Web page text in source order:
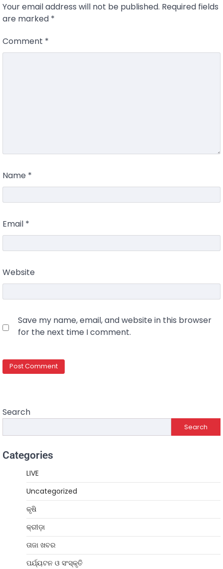
Your email address will not be published. Required fields
are marked *
Comment *
Name *
Email *
Website
Save my name, email, and website in this browser
for the next time I comment.
Search
Search
Categories
LIVE
Uncategorized
କୃଷି
କ୍ରୀଡ଼ା
ତାଜା ଖବର
ପର୍ଯ୍ୟଟନ ଓ ସଂସ୍କୃତି